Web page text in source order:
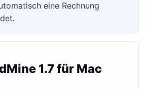
eine Rechnung
1.7 für Mac